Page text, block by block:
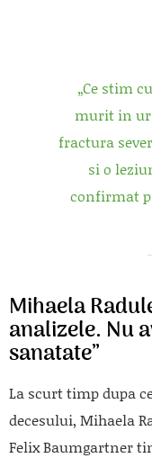
„Ce stim
murit in
fractura
si o
confirmat
Mihaela
analizele. Nu
sanatate”
La scurt timp dupa
decesului, Mihaela
Felix Baumgartner